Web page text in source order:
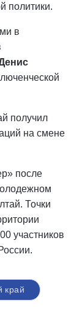
политики.
в
получил
на смене
после
Точки
участников
край